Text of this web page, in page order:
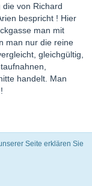
von Richard
bespricht ! Hier
man mit
man nur die reine
gleichgültig,
handelt. Man
Seite erklären Sie